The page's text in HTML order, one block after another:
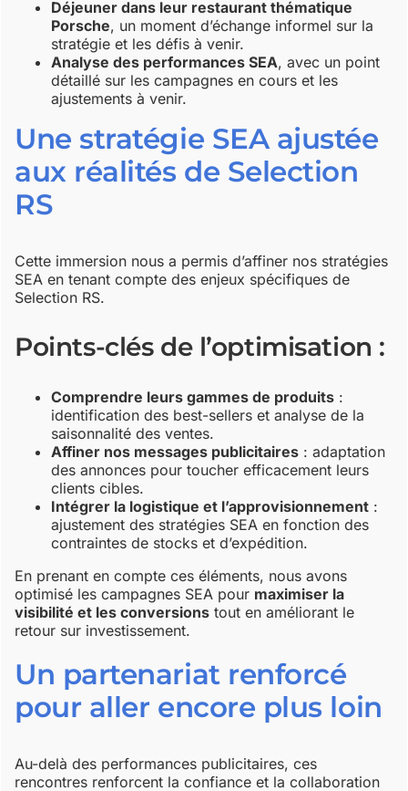
Déjeuner dans leur restaurant thématique
Porsche, un moment d’échange informel sur la
stratégie et les défis à venir.
Analyse des performances SEA, avec un point
détaillé sur les campagnes en cours et les
ajustements à venir.
Une stratégie SEA ajustée
aux réalités de Selection
RS
Cette immersion nous a permis d’affiner nos stratégies
SEA en tenant compte des enjeux spécifiques de
Selection RS.
Points-clés de l’optimisation :
Comprendre leurs gammes de produits :
identification des best-sellers et analyse de la
saisonnalité des ventes.
Affiner nos messages publicitaires : adaptation
des annonces pour toucher efficacement leurs
clients cibles.
Intégrer la logistique et l’approvisionnement :
ajustement des stratégies SEA en fonction des
contraintes de stocks et d’expédition.
En prenant en compte ces éléments, nous avons
optimisé les campagnes SEA pour maximiser la
visibilité et les conversions tout en améliorant le
retour sur investissement.
Un partenariat renforcé
pour aller encore plus loin
Au-delà des performances publicitaires, ces
rencontres renforcent la confiance et la collaboration